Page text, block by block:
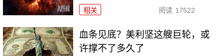
相关 阅读 17522
血条见底？美利坚这艘巨轮，或
许撑不了多久了